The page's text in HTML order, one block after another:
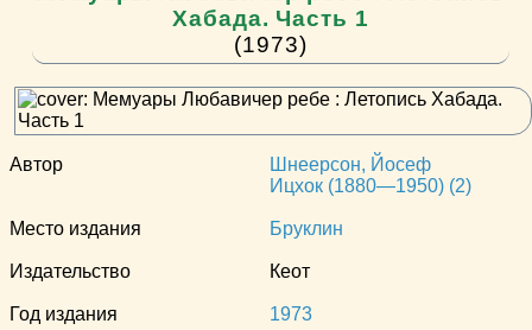
Хабада. Часть 1
(1973)
Автор
Шнеерсон, Йосеф
Ицхок (1880—1950) (2)
Место издания Бруклин
Издательство Кеот
Год издания 1973